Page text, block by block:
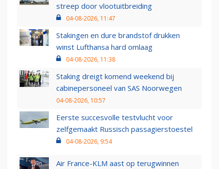
streep door vlootuitbreiding
04-08-2026, 11:47
Stakingen en dure brandstof drukken
winst Lufthansa hard omlaag
04-08-2026, 11:38
Staking dreigt komend weekend bij
cabinepersoneel van SAS Noorwegen
04-08-2026, 10:57
Eerste succesvolle testvlucht voor
zelfgemaakt Russisch passagierstoestel
04-08-2026, 9:54
Air France-KLM aast op terugwinnen